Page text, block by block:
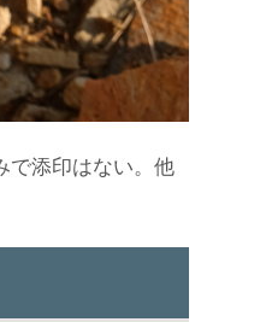
で添印はない。他